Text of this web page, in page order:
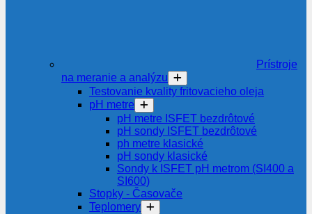
Prístroje
na meranie a analýzu
Testovanie kvality fritovacieho oleja
pH metre
pH metre ISFET bezdrôtové
pH sondy ISFET bezdrôtové
ph metre klasické
pH sondy klasické
Sondy k ISFET pH metrom (SI400 a
SI600)
Stopky - Časovače
Teplomery